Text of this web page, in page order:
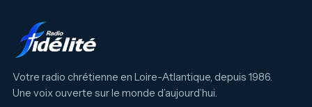
Votre radio chrétienne en Loire-Atlantique, depuis 1986.
Une voix ouverte sur le monde d’aujourd’hui.